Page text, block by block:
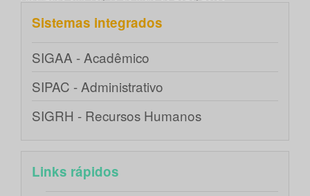
Sistemas integrados
SIGAA - Acadêmico
SIPAC - Administrativo
SIGRH - Recursos Humanos
Links rápidos